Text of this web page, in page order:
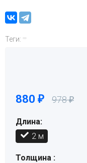
Теги:
880 ₽ 978₽
Длина:
2 м
Толщина :